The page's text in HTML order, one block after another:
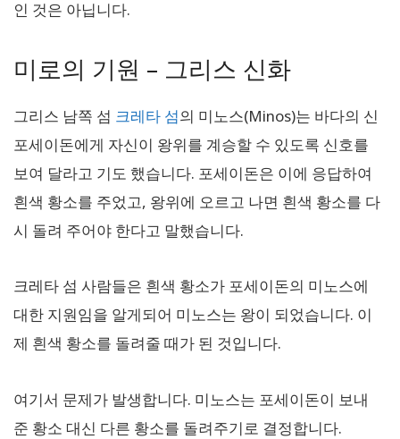
인 것은 아닙니다.
미로의 기원 – 그리스 신화
그리스 남쪽 섬 크레타 섬의 미노스(Minos)는 바다의 신
포세이돈에게 자신이 왕위를 계승할 수 있도록 신호를
보여 달라고 기도 했습니다. 포세이돈은 이에 응답하여
흰색 황소를 주었고, 왕위에 오르고 나면 흰색 황소를 다
시 돌려 주어야 한다고 말했습니다.
크레타 섬 사람들은 흰색 황소가 포세이돈의 미노스에
대한 지원임을 알게되어 미노스는 왕이 되었습니다. 이
제 흰색 황소를 돌려줄 때가 된 것입니다.
여기서 문제가 발생합니다. 미노스는 포세이돈이 보내
준 황소 대신 다른 황소를 돌려주기로 결정합니다.